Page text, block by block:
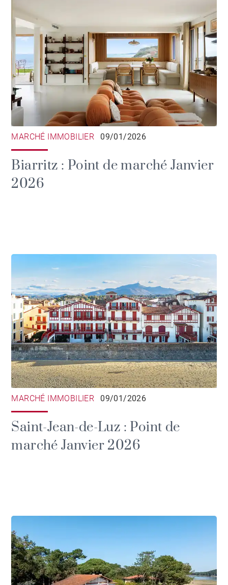
MARCHÉ IMMOBILIER 09/01/2026
Biarritz : Point de marché Janvier
2026
MARCHÉ IMMOBILIER 09/01/2026
Saint-Jean-de-Luz : Point de
marché Janvier 2026